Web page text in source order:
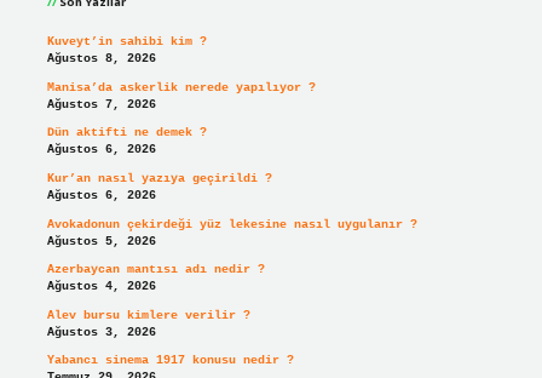
Kuveyt’in sahibi kim ?
Ağustos 8, 2026
Manisa’da askerlik nerede yapılıyor ?
Ağustos 7, 2026
Dün aktifti ne demek ?
Ağustos 6, 2026
Kur’an nasıl yazıya geçirildi ?
Ağustos 6, 2026
Avokadonun çekirdeği yüz lekesine nasıl uygulanır ?
Ağustos 5, 2026
Azerbaycan mantısı adı nedir ?
Ağustos 4, 2026
Alev bursu kimlere verilir ?
Ağustos 3, 2026
Yabancı sinema 1917 konusu nedir ?